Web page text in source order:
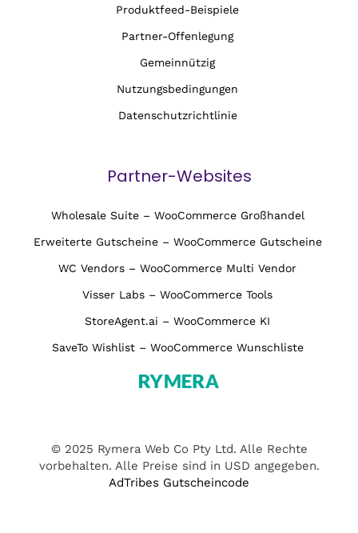
Produktfeed-Beispiele
Partner-Offenlegung
Gemeinnützig
Nutzungsbedingungen
Datenschutzrichtlinie
Partner-Websites
Wholesale Suite – WooCommerce Großhandel
Erweiterte Gutscheine – WooCommerce Gutscheine
WC Vendors – WooCommerce Multi Vendor
Visser Labs – WooCommerce Tools
StoreAgent.ai – WooCommerce KI
SaveTo Wishlist – WooCommerce Wunschliste
© 2025 Rymera Web Co Pty Ltd. Alle Rechte
vorbehalten. Alle Preise sind in USD angegeben.
AdTribes Gutscheincode